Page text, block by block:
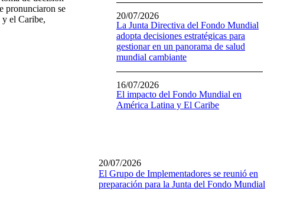
pronunciaron se
y el Caribe,
La Junta Directiva del Fondo Mundial
adopta decisiones estratégicas para
gestionar en un panorama de salud
mundial cambiante
20/07/2026
El impacto del Fondo Mundial en
América Latina y El Caribe
16/07/2026
20/07/2026
El Grupo de Implementadores se reunió en
preparación para la Junta del Fondo Mundial